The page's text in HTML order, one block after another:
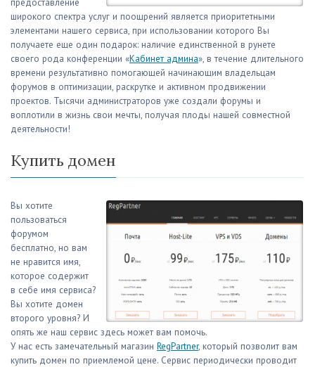
предоставление
широкого спектра услуг и поощрений является приоритетными
элементами нашего сервиса, при использовании которого Вы
получаете еще один подарок: наличие единственной в рунете
своего рода конференции «Кабинет админа», в течение длительного
времени результативно помогающей начинающим владельцам
форумов в оптимизации, раскрутке и активном продвижении
проектов. Тысячи администраторов уже создали форумы и
воплотили в жизнь свои мечты, получая плоды нашей совместной
деятельности!
Купить домен
Вы хотите
пользоваться
форумом
бесплатно, но вам
не нравится имя,
которое содержит
в себе имя сервиса?
Вы хотите домен
второго уровня? И
опять же наш сервис здесь может вам помочь.
У нас есть замечательный магазин RegPartner, который позволит вам
купить домен по приемлемой цене. Сервис периодически проводит